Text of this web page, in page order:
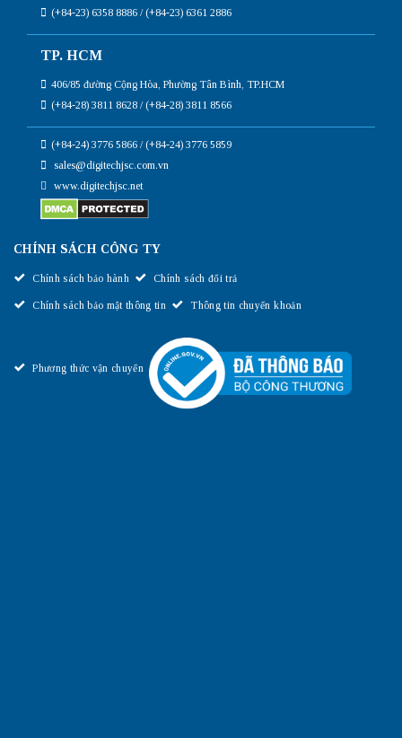
(+84-23) 6358 8886 / (+84-23) 6361 2886
TP. HCM
406/85 đường Cộng Hòa, Phường Tân Bình, TP.HCM
(+84-28) 3811 8628 / (+84-28) 3811 8566
(+84-24) 3776 5866 / (+84-24) 3776 5859
sales@digitechjsc.com.vn
www.digitechjsc.net
CHÍNH SÁCH CÔNG TY
Chính sách bảo hành Chính sách đổi trả
Chính sách bảo mật thông tin Thông tin chuyển khoản
Phương thức vận chuyển